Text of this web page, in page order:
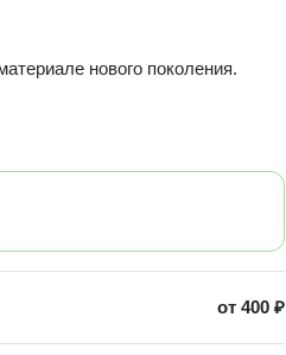
нового поколения.
от400 ₽